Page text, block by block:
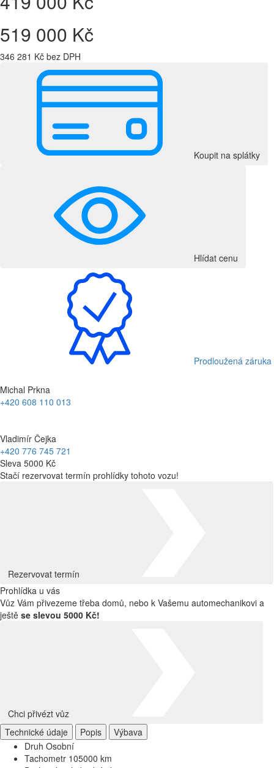
519 000 Kč
346 281 Kč bez DPH
Koupit na splátky
Hlídat cenu
Prodloužená záruka
Michal Prkna
+420 608 110 013
Vladimír Čejka
+420 776 745 721
Sleva 5000 Kč
Stačí rezervovat termín prohlídky tohoto vozu!
Rezervovat termín
Prohlídka u vás
Vůz Vám přivezeme třeba domů, nebo k Vašemu automechanikovi a
ještě se slevou 5000 Kč!
Chci přivézt vůz
Technické údaje
Popis
Výbava
Druh Osobní
Tachometr 105000 km